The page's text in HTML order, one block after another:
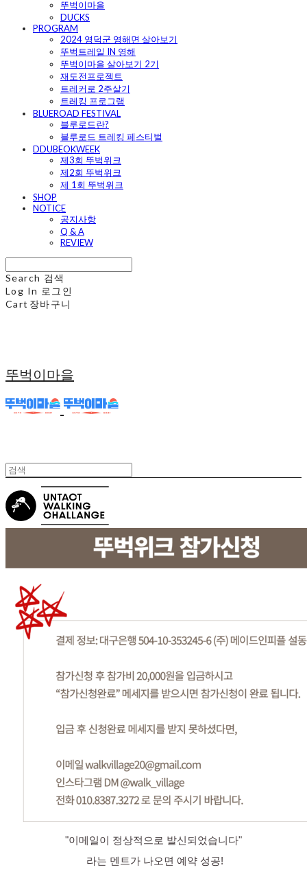
뚜벅이마을
DUCKS
PROGRAM
2024 영덕군 영해면 살아보기
뚜벅트레일 IN 영해
뚜벅이마을 살아보기 2기
재도전프로젝트
트레커로 2주살기
트레킹 프로그램
BLUEROAD FESTIVAL
블루로드란?
블루로드 트레킹 페스티벌
DDUBEOKWEEK
제3회 뚜벅위크
제2회 뚜벅위크
제 1회 뚜벅위크
SHOP
NOTICE
공지사항
Q & A
REVIEW
Search 검색
Log In 로그인
Cart 장바구니
뚜벅이마을
"이메일이 정상적으로 발신되었습니다"
라는 멘트가 나오면 예약 성공!